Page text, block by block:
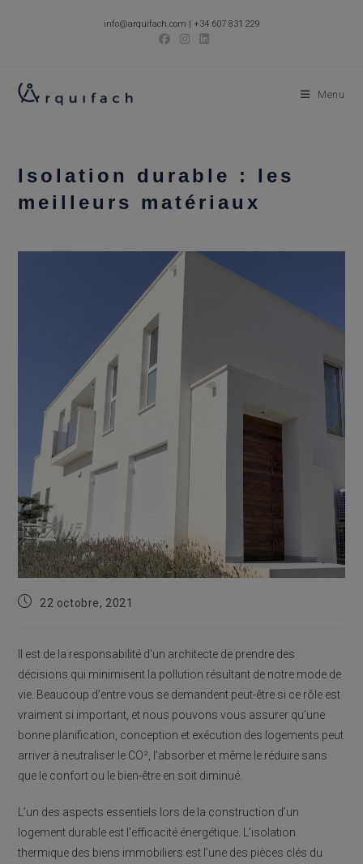
info@arquifach.com | +34 607 831 229
Menu
Isolation durable : les
meilleurs matériaux
Publication
22 octobre, 2021
Il est de la responsabilité d’un architecte de prendre des
décisions qui minimisent la pollution résultant de notre mode de
vie. Beaucoup d’entre vous se demandent peut-être si ce rôle est
vraiment si important, et nous pouvons vous assurer qu’une
bonne planification, conception et exécution des logements peut
arriver à neutraliser le CO², l’absorber et même le réduire sans
que le confort ou le bien-être en soit diminué.
L’un des aspects essentiels lors de la construction d’un
logement durable est l’efficacité énergétique. L’isolation
thermique des biens immobiliers est l’une des pièces clés du